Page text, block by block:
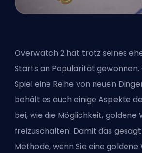
Overwatch 2 hat trotz seines
Starts an Popularität gewonnen.
Spiel eine Reihe von neuen
behält es auch einige Aspekte
bei, wie die Möglichkeit, goldene
freizuschalten. Damit das
Methode, wenn Sie eine